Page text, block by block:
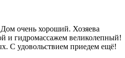
очень хороший. Хозяева
и гидромассажем великолепный!
С удовольствием приедем ещё!